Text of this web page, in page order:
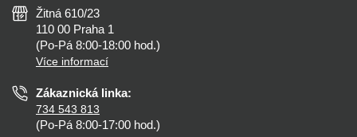
Nejčastější dotazy
Než koupíte
Osvětlení dle místnosti
Zásady ochrany soukromí
Nastavení cookies
Prohlášení o přístupnosti
Žitná 610/23
110 00 Praha 1
(Po-Pá 8:00-18:00 hod.)
Více informací
Zákaznická linka:
734 543 813
(Po-Pá 8:00-17:00 hod.)